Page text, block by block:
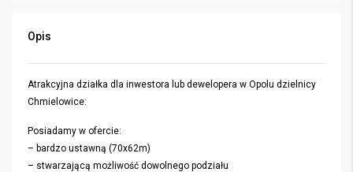
Opis
Atrakcyjna działka dla inwestora lub dewelopera w Opolu dzielnicy
Chmielowice:
Posiadamy w ofercie:
– bardzo ustawną (70x62m)
– stwarzającą możliwość dowolnego podziału